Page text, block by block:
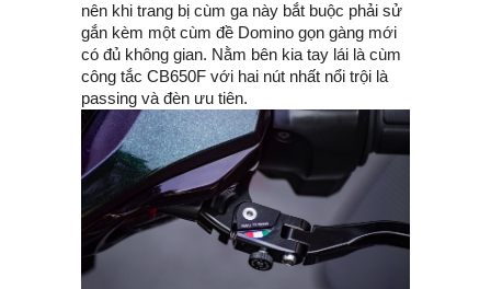
nên khi trang bị cùm ga này bắt buộc phải sử
gắn kèm một cùm đề Domino gọn gàng mới
có đủ không gian. Nằm bên kia tay lái là cùm
công tắc CB650F với hai nút nhất nổi trội là
passing và đèn ưu tiên.